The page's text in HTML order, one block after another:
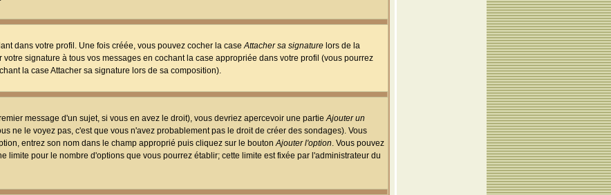
dans votre profil. Une fois créée, vous pouvez cocher la caseAttacher sa signature lors de la
signature à tous vos messages en cochant la case appropriée dans votre profil (vous pourrez
la case Attacher sa signature lors de sa composition).
message d'un sujet, si vous en avez le droit), vous devriez apercevoir une partieAjouter un
ne le voyez pas, c'est que vous n'avez probablement pas le droit de créer des sondages). Vous
entrez son nom dans le champ approprié puis cliquez sur le boutonAjouter l'option. Vous pouvez
pour le nombre d'options que vous pourrez établir; cette limite est fixée par l'administrateur du